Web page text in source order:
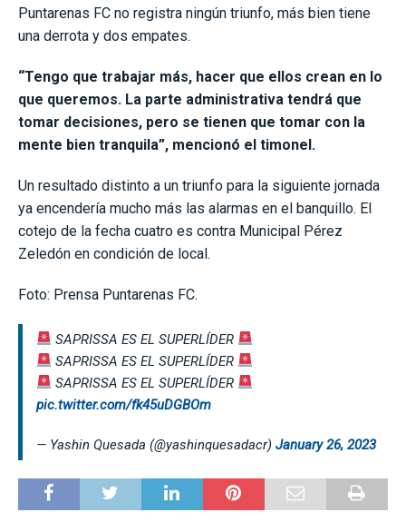
Puntarenas FC no registra ningún triunfo, más bien tiene
una derrota y dos empates.
“Tengo que trabajar más, hacer que ellos crean en lo
que queremos. La parte administrativa tendrá que
tomar decisiones, pero se tienen que tomar con la
mente bien tranquila”, mencionó el timonel.
Un resultado distinto a un triunfo para la siguiente jornada
ya encendería mucho más las alarmas en el banquillo. El
cotejo de la fecha cuatro es contra Municipal Pérez
Zeledón en condición de local.
Foto: Prensa Puntarenas FC.
SAPRISSA ES EL SUPERLÍDER
SAPRISSA ES EL SUPERLÍDER
SAPRISSA ES EL SUPERLÍDER
pic.twitter.com/fk45uDGBOm
— Yashin Quesada (@yashinquesadacr) January 26, 2023